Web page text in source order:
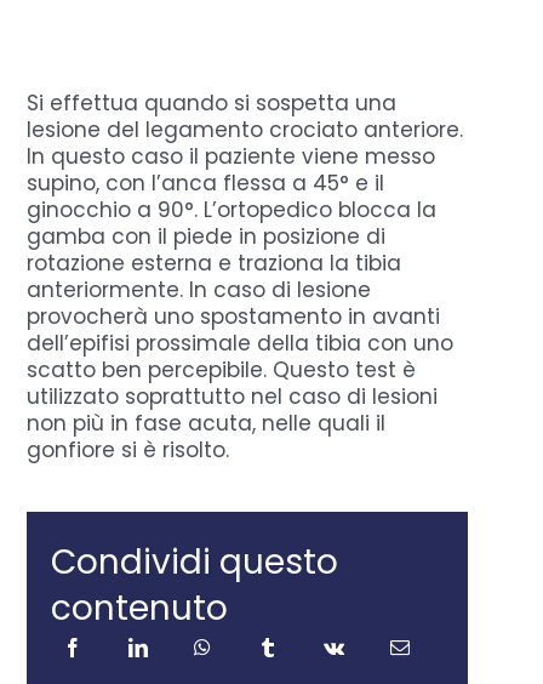
Chi sono
Press
Prenota
Si effettua quando si sospetta una
lesione del legamento crociato anteriore.
In questo caso il paziente viene messo
supino, con l’anca flessa a 45° e il
ginocchio a 90°. L’ortopedico blocca la
gamba con il piede in posizione di
rotazione esterna e traziona la tibia
anteriormente. In caso di lesione
provocherà uno spostamento in avanti
dell’epifisi prossimale della tibia con uno
scatto ben percepibile. Questo test è
utilizzato soprattutto nel caso di lesioni
non più in fase acuta, nelle quali il
gonfiore si è risolto.
Condividi questo
contenuto